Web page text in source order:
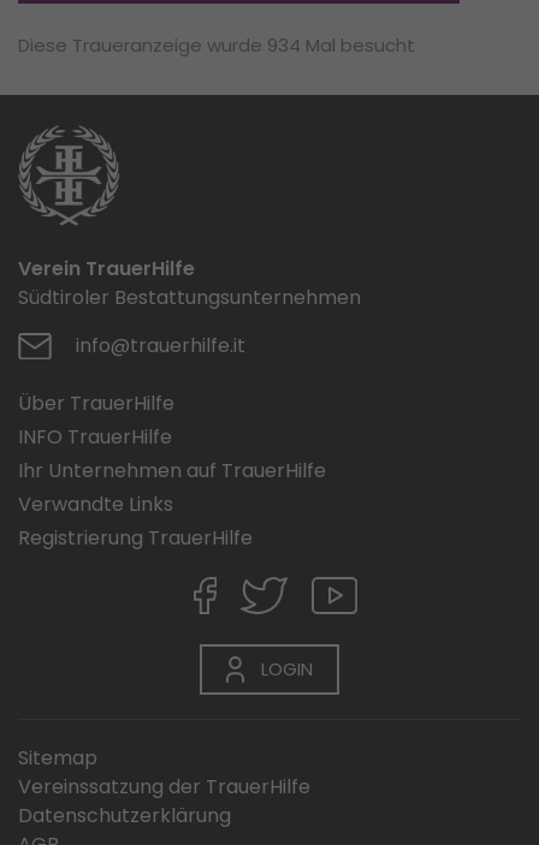
Diese Traueranzeige wurde 934 Mal besucht
Verein TrauerHilfe
Südtiroler Bestattungsunternehmen
info@trauerhilfe.it
Über TrauerHilfe
INFO TrauerHilfe
Ihr Unternehmen auf TrauerHilfe
Verwandte Links
Registrierung TrauerHilfe
LOGIN
Sitemap
Vereinssatzung der TrauerHilfe
Datenschutzerklärung